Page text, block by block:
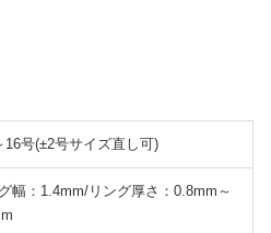
16号(±2号サイズ直し可)
幅：1.4mm/リング厚さ：0.8mm～